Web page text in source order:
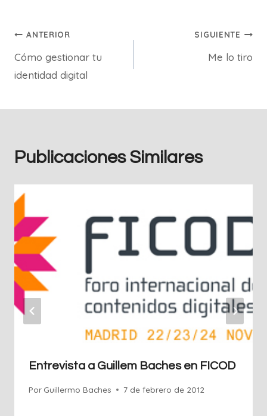
Navegación
de
entradas
ANTERIOR
Cómo gestionar tu
identidad digital
SIGUIENTE
Me lo tiro
Publicaciones Similares
Entrevista a Guillem Baches en FICOD
Por Guillermo Baches 7 de febrero de 2012